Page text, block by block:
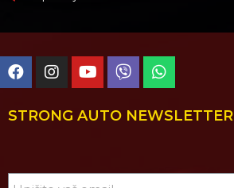
STRONG AUTO NEWSLETTER